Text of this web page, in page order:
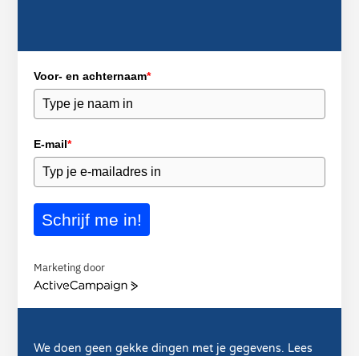
Voor- en achternaam*
E-mail*
Schrijf me in!
Marketing door
ActiveCampaign
We doen geen gekke dingen met je gegevens. Lees